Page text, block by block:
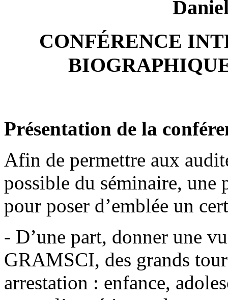
CONFÉRENCE
Présentation de la
Afin de permettre aux
possible du séminaire, une
pour poser d’emblée un
- D’une part, donner une
GRAMSCI, des grands
arrestation : enfance,